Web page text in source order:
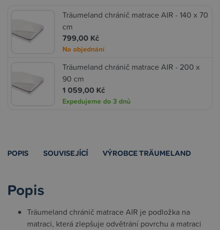
Träumeland chránič matrace AIR - 140 x 70
cm
799,00 Kč
Na objednání
Träumeland chránič matrace AIR - 200 x
90 cm
1 059,00 Kč
Expedujeme do 3 dnů
POPIS SOUVISEJÍCÍ VÝROBCE TRÄUMELAND
Popis
Träumeland chránič matrace AIR je podložka na
matraci, která zlepšuje odvětrání povrchu a matraci